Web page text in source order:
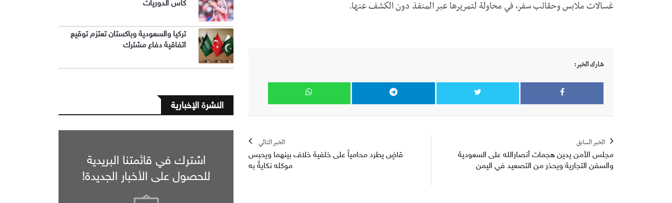
غسالات ملابس وحقائب سفر، في محاولة لتمريرها عبر المنفذ دون الكشف عنها.
شارك الخبر:
الخبر السابق
مجلس الأمن يدين هجمات أنصارالله على السعودية
والسفن التجارية ويحذر من التصعيد في اليمن
الخبر التالي
قاضٍ يطرد محامياً على خلفية خلاف بينهما ويحبس
موكله نكايةً به
كأس الدوريات
تركيا والسعودية وباكستان تعتزم توقيع
اتفاقية دفاع مشترك
النشرة الإخبارية
اشترك في قائمتنا البريدية
للحصول على الأخبار الجديدة!